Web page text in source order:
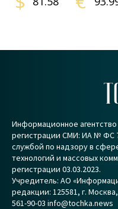
Информационное агентство
регистрации СМИ: ИА № ФС
службой по надзору в
технологий и массовых
регистрации 03.03.2023.
Учредитель: АО
редакции: 125581, г.
561-90-03 info@tochka.news